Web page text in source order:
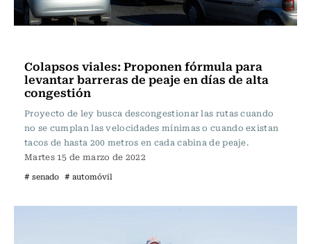
Colapsos viales: Proponen fórmula para
levantar barreras de peaje en días de alta
congestión
Proyecto de ley busca descongestionar las rutas cuando
no se cumplan las velocidades mínimas o cuando existan
tacos de hasta 200 metros en cada cabina de peaje.
Martes 15 de marzo de 2022
# senado # automóvil